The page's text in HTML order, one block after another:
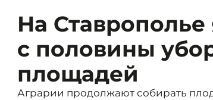
На
с половины
площадей
Аграрии продолжают собирать